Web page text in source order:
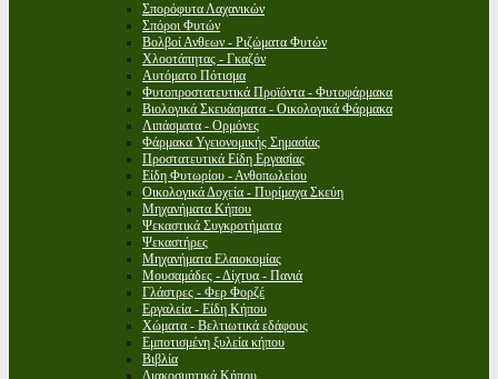
Σπορόφυτα Λαχανικών
Σπόροι Φυτών
Βολβοί Ανθεων - Ριζώματα Φυτών
Χλοοτάπητας - Γκαζόν
Αυτόματο Πότισμα
Φυτοπροστατευτικά Προϊόντα - Φυτοφάρμακα
Βιολογικά Σκευάσματα - Οικολογικά Φάρμακα
Λιπάσματα - Ορμόνες
Φάρμακα Υγειονομικής Σημασίας
Προστατευτικά Είδη Εργασίας
Είδη Φυτωρίου - Ανθοπωλείου
Οικολογικά Δοχεία - Πυρίμαχα Σκεύη
Μηχανήματα Κήπου
Ψεκαστικά Συγκροτήματα
Ψεκαστήρες
Μηχανήματα Ελαιοκομίας
Μουσαμάδες - Δίχτυα - Πανιά
Γλάστρες - Φερ Φορζέ
Εργαλεία - Είδη Κήπου
Χώματα - Βελτιωτικά εδάφους
Εμποτισμένη ξυλεία κήπου
Βιβλία
Διακοσμητικά Κήπου